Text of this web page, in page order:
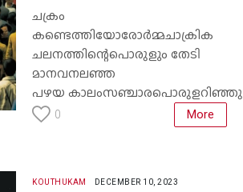
ചക്രം
കണ്ടെത്തിയോരോർമ്മചാക്രിക
ചലനത്തിന്റെപൊരുളും തേടി
മാനവനലഞ്ഞ
പഴയ
0 More
KOUTHUKAM DECEMBER 10, 2023